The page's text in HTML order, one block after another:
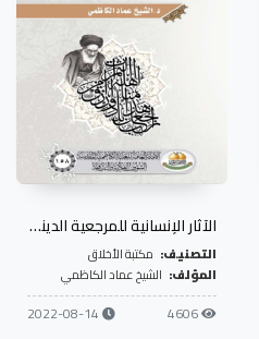
الآثار الإنسانية للمرجعية الدينية في الدفاع عن المسيحيين وغيرهم من الطوائف
التصنيف: مكتبة الأخلاق
المؤلف: الشيخ عماد الكاظمي
4606
2022-08-14